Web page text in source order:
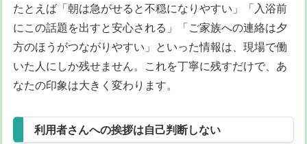
たとえば「朝は急がせると不穏になりやすい」「入浴前
にこの話題を出すと安心される」「ご家族への連絡は夕
方のほうがつながりやすい」といった情報は、現場で働
いた人にしか残せません。これを丁寧に残すだけで、あ
なたの印象は大きく変わります。
利用者さんへの挨拶は自己判断しない